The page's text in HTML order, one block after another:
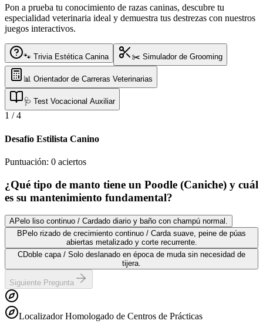
Pon a prueba tu conocimiento de razas caninas, descubre tu
especialidad veterinaria ideal y demuestra tus destrezas con nuestros
juegos interactivos.
🐾 Trivia Estética Canina ✂️ Simulador de Grooming
📊 Orientador de Carreras Veterinarias
🩺 Test Vocacional Auxiliar
1 /4
Desafío Estilista Canino
Puntuación: 0 aciertos
¿Qué tipo de manto tiene un Poodle (Caniche) y cuál
es su mantenimiento fundamental?
APelo liso continuo / Cardado diario y baño con champú normal.
B Pelo rizado de crecimiento continuo / Carda suave, peine de púas
abiertas metalizado y corte recurrente.
CDoble capa / Solo deslanado en época de muda sin necesidad de
tijera.
Siguiente Pregunta
Localizador Homologado de Centros de Prácticas